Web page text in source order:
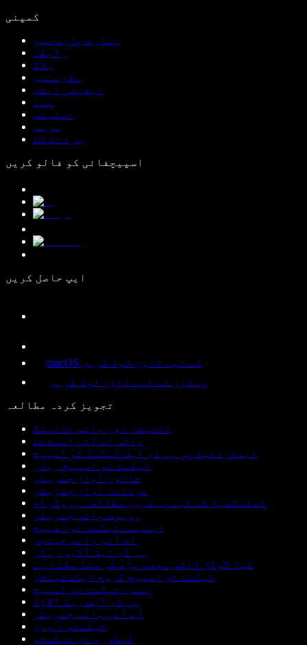
کمپنی
ہمارے بارے میں
رابطہ
بلاگ
ملازمتیں
ایفیلی ایٹس
مدد
اسٹیٹس
پریس
برانڈ کٹ
اسپیچفائی کو فالو کریں
ایپ حاصل کریں
macOS کے لیے ڈاؤن لوڈ کریں
ونڈوز کے لیے ڈاؤن لوڈ کریں
تجویز کردہ مطالعہ
ڈکٹیشن اور وائس ٹائپنگ
وائس اے آئی اسسٹنٹ
اینڈرائیڈ پر پی ڈی ایف ٹیکسٹ ٹو اسپیچ
ٹیکسٹ ٹو اسپیچ ریڈر
خاتون آواز جنریٹر
مردانہ آواز جنریٹر
ڈسلیکسیا کے لیے بہترین مطالعہ پروگرام
روبوٹ وائس جنریٹر
اینیمے ٹیکسٹ ٹو اسپیچ
اے آئی وائس چینجر
پی ڈی ایف آڈیو ریڈر
کیا گوگل ڈاکس مجھے پڑھ کر سنا سکتا ہے
ٹیکسٹ ٹو اسپیچ کروم ایکسٹینشن
ہندی ٹیکسٹ ٹو اسپیچ
پی ڈی ایف ریڈ الاؤڈ
اے آئی وائس جنریٹر
ٹیکستو آ ووز
لیطوری دی ٹیکسٹو